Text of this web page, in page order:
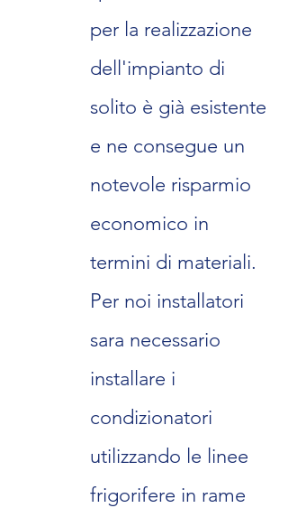
per la realizzazione
dell'impianto di
solito è già esistente
e ne consegue un
notevole risparmio
economico in
termini di materiali.
Per noi installatori
sara necessario
installare i
condizionatori
utilizzando le linee
frigorifere in rame